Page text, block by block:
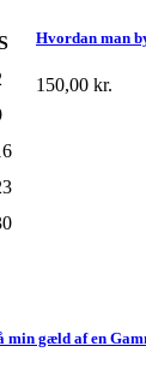
Hvordan man
150,00 kr.
min gæld af en